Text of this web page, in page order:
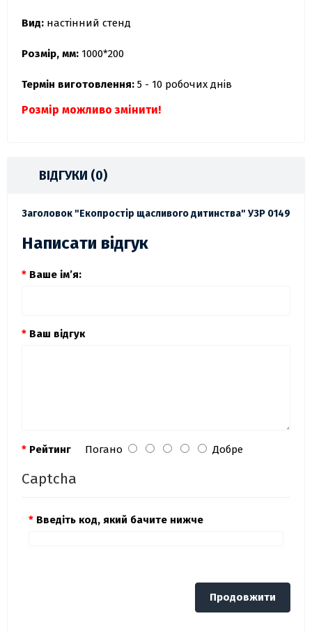
Вид: настінний стенд
Розмір, мм: 1000*200
Термін виготовлення: 5 - 10 робочих днів
Розмір можливо змінити!
ВІДГУКИ (0)
Заголовок "Екопростір щасливого дитинства" УЗР 0149
Написати відгук
Ваше ім’я:
Ваш відгук
Рейтинг Погано Добре
Captcha
Введіть код, який бачите нижче
Продовжити